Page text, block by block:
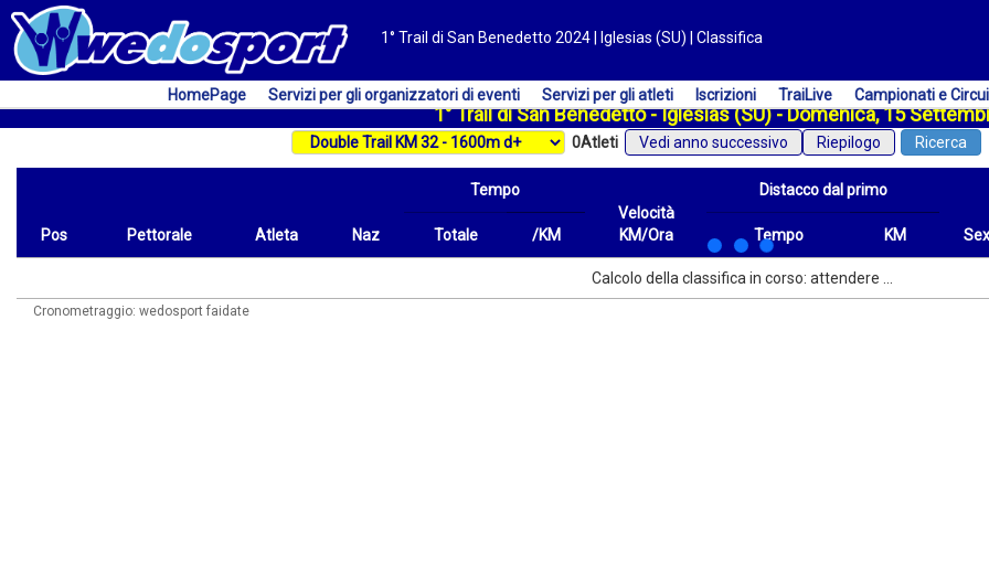
1° Trail di San Benedetto 2024 | Iglesias (SU) | Classifica
HomePage Servizi per gli organizzatori di eventi Servizi per gli atleti Iscrizioni TraiLive Campionati e
1° Trail di San Benedetto - Iglesias (SU) - Domenica, 15
0Atleti Vedi anno successivo Riepilogo Ricerca
Pos Pettorale Atleta Naz
Tempo
Velocità
KM/Ora
Distacco dal primo
Sex
Totale /KM Tempo
KM
Velocità
Distacco dal primo
Tempo
Calcolo della classifica in corso: attendere ...
Cronometraggio: wedosport faidate